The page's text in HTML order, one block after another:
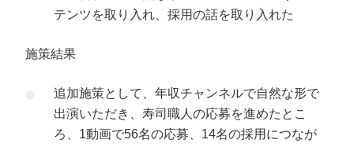
テンツを取り入れ、採用の話を取り入れた
施策結果
追加施策として、年収チャンネルで自然な形で
出演いただき、寿司職人の応募を進めたとこ
ろ、1動画で56名の応募、14名の採用につなが